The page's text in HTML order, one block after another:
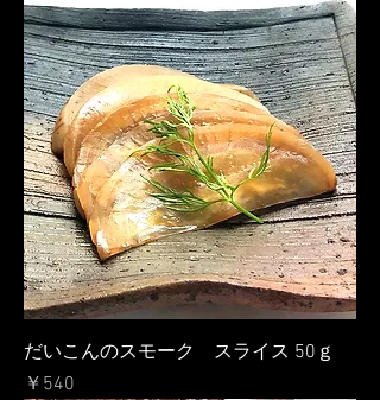
だいこんのスモーク スライス 50ｇ
価格
￥540